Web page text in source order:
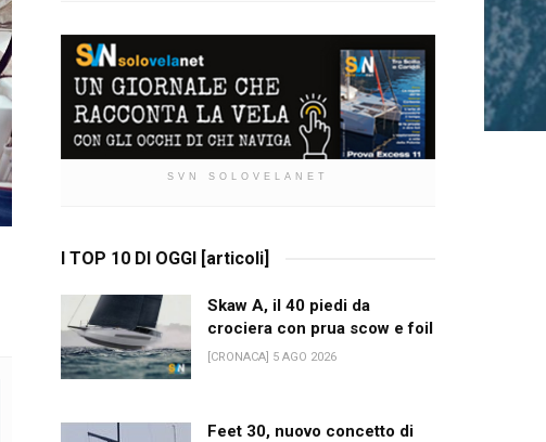
SVN SOLOVELANET
I TOP 10 DI OGGI [articoli]
Skaw A, il 40 piedi da
crociera con prua scow e foil
[CRONACA] 5 AGO 2026
Feet 30, nuovo concetto di